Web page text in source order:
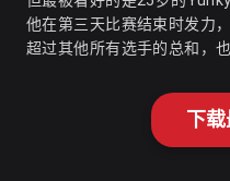
他在第三天比赛结束时发力
超过其他所有选手的总和，
下